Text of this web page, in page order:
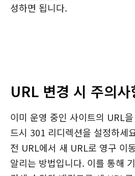
성하면 됩니다.
URL 변경 시 주의사
이미 운영 중인 사이트의 URL
드시 301 리디렉션을 설정하세
전 URL에서 새 URL로 영구 이
알리는 방법입니다. 이를 통해